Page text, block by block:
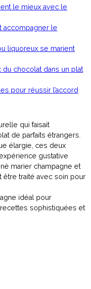
le mieux avec le
accompagner le
liquoreux se marient
du chocolat dans un plat
pour réussir l’accord
qui faisait
de parfaits étrangers.
élargie, ces deux
gustative
marier champagne et
être traité avec soin pour
idéal pour
sophistiquées et